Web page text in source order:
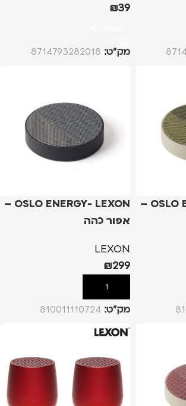
₪39
מק”ט: 8714793282018
OSLO ENERGY- LEXON –
OSLO ENERGY- LEXON –
אפור כהה
LEXON
₪299
הוספה לסל
מק”ט: 810011110724